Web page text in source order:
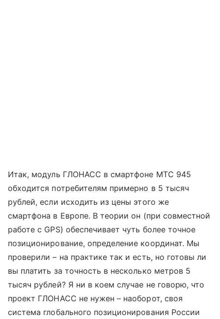
Итак, модуль ГЛОНАСС в смартфоне МТС 945
обходится потребителям примерно в 5 тысяч
рублей, если исходить из цены этого же
смартфона в Европе. В теории он (при совместной
работе с GPS) обеспечивает чуть более точное
позиционирование, определение координат. Мы
проверили – на практике так и есть, но готовы ли
вы платить за точность в несколько метров 5
тысяч рублей? Я ни в коем случае не говорю, что
проект ГЛОНАСС не нужен – наоборот, своя
система глобального позиционирования России